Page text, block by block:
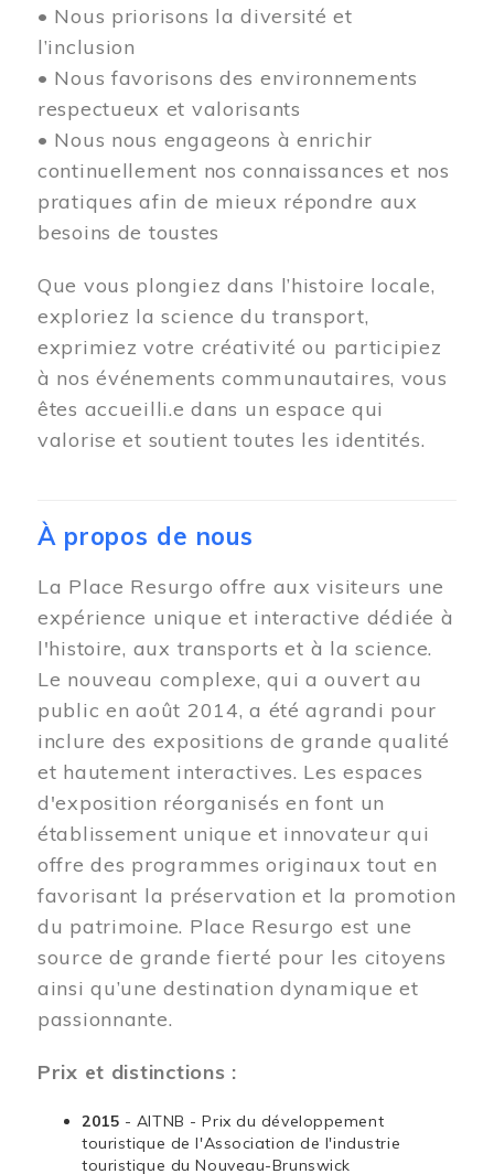
• Nous priorisons la diversité et
l’inclusion
• Nous favorisons des environnements
respectueux et valorisants
• Nous nous engageons à enrichir
continuellement nos connaissances et nos
pratiques afin de mieux répondre aux
besoins de toustes
Que vous plongiez dans l’histoire locale,
exploriez la science du transport,
exprimiez votre créativité ou participiez
à nos événements communautaires, vous
êtes accueilli.e dans un espace qui
valorise et soutient toutes les identités.
À propos de nous
La Place Resurgo offre aux visiteurs une
expérience unique et interactive dédiée à
l'histoire, aux transports et à la science.
Le nouveau complexe, qui a ouvert au
public en août 2014, a été agrandi pour
inclure des expositions de grande qualité
et hautement interactives. Les espaces
d'exposition réorganisés en font un
établissement unique et innovateur qui
offre des programmes originaux tout en
favorisant la préservation et la promotion
du patrimoine. Place Resurgo est une
source de grande fierté pour les citoyens
ainsi qu’une destination dynamique et
passionnante.
Prix et distinctions :
2015 - AITNB - Prix du développement
touristique de l'Association de l'industrie
touristique du Nouveau-Brunswick